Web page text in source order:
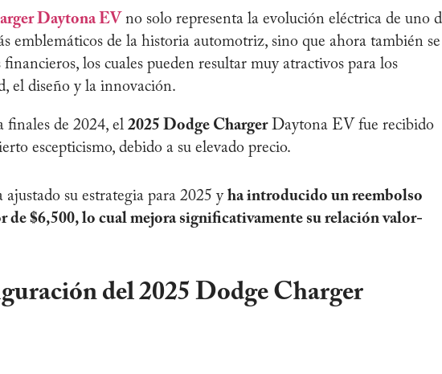
Daytona EV no solo representa la evolución eléctrica de uno
emblemáticos de la historia automotriz, sino que ahora también se
los cuales pueden resultar muy atractivos para los
el diseño y la innovación.
finales de 2024, el 2025 Dodge ChargerDaytona EV fue recibido
escepticismo, debido a su elevado precio.
su estrategia para 2025 y ha introducido un reembolso
de $6,500, lo cual mejora significativamente su relación valor-
del 2025 Dodge Charger